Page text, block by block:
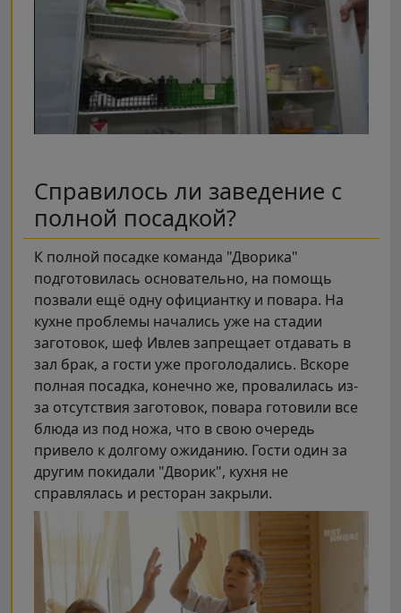
Справилось ли заведение с
полной посадкой?
К полной посадке команда "Дворика"
подготовилась основательно, на помощь
позвали ещё одну официантку и повара. На
кухне проблемы начались уже на стадии
заготовок, шеф Ивлев запрещает отдавать в
зал брак, а гости уже проголодались. Вскоре
полная посадка, конечно же, провалилась из-
за отсутствия заготовок, повара готовили все
блюда из под ножа, что в свою очередь
привело к долгому ожиданию. Гости один за
другим покидали "Дворик", кухня не
справлялась и ресторан закрыли.